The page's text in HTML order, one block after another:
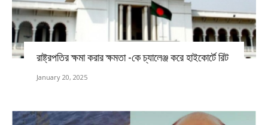
রাষ্ট্রপতির ক্ষমা করার ক্ষমতা -কে চ্যালেঞ্জ করে হাইকোর্টে রিট
January 20, 2025